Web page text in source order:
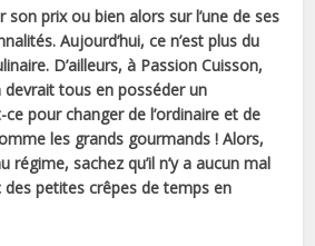
prix ou bien alors sur l’une de ses
Aujourd’hui, ce n’est plus du
D’ailleurs, à Passion Cuisson,
devrait tous en posséder un
pour changer de l’ordinaire et de
les grands gourmands ! Alors,
régime, sachez qu’il n’y a aucun mal
des petites crêpes de temps en